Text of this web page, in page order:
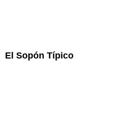
El Sopón Típico